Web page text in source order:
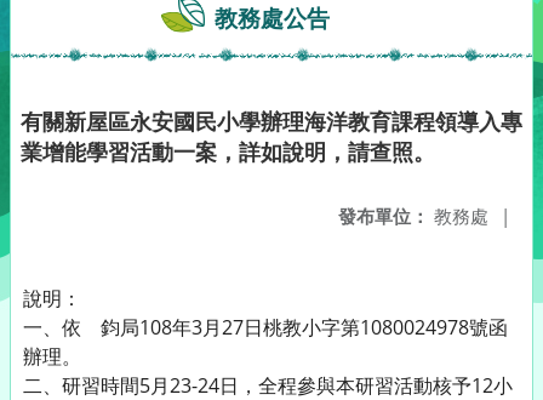
教務處公告
有關新屋區永安國民小學辦理海洋教育課程領導入專
業增能學習活動一案，詳如說明，請查照。
發布單位： 教務處 |
說明：
一、依 鈞局108年3月27日桃教小字第1080024978號函
辦理。
二、研習時間5月23-24日，全程參與本研習活動核予12小